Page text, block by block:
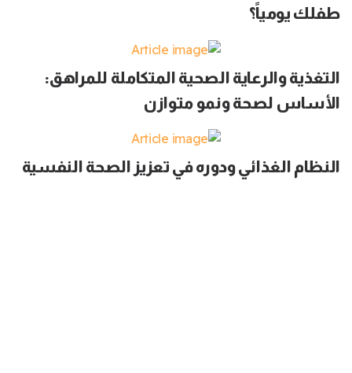
طفلك يومياً؟
التغذية والرعاية الصحية المتكاملة للمراهق:
الأساس لصحة ونمو متوازن
النظام الغذائي ودوره في تعزيز الصحة النفسية